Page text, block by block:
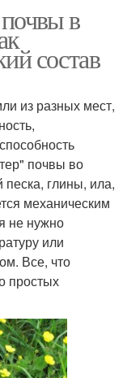
в
состав
из разных мест,
почвы во
глины, ила,
механическим
не нужно
или
Все, что
простых